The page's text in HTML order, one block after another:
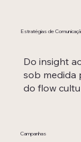
Estratégias de
Do insight
sob medida
do flow
Campanhas